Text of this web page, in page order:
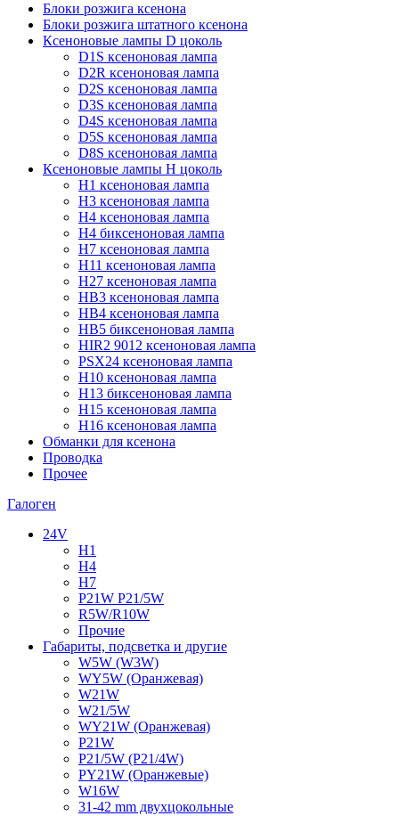
Блоки розжига ксенона
Блоки розжига штатного ксенона
Ксеноновые лампы D цоколь
D1S ксеноновая лампа
D2R ксеноновая лампа
D2S ксеноновая лампа
D3S ксеноновая лампа
D4S ксеноновая лампа
D5S ксеноновая лампа
D8S ксеноновая лампа
Ксеноновые лампы Н цоколь
H1 ксеноновая лампа
H3 ксеноновая лампа
H4 ксеноновая лампа
H4 биксеноновая лампа
H7 ксеноновая лампа
H11 ксеноновая лампа
H27 ксеноновая лампа
HB3 ксеноновая лампа
HB4 ксеноновая лампа
HB5 биксеноновая лампа
HIR2 9012 ксеноновая лампа
PSX24 ксеноновая лампа
H10 ксеноновая лампа
H13 биксеноновая лампа
H15 ксеноновая лампа
H16 ксеноновая лампа
Обманки для ксенона
Проводка
Прочее
Галоген
24V
H1
H4
H7
P21W P21/5W
R5W/R10W
Прочие
Габариты, подсветка и другие
W5W (W3W)
WY5W (Оранжевая)
W21W
W21/5W
WY21W (Оранжевая)
P21W
P21/5W (P21/4W)
PY21W (Оранжевые)
W16W
31-42 mm двухцокольные